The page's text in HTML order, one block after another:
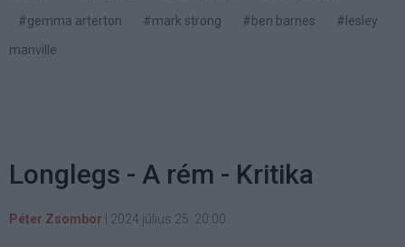
#gemma arterton
#mark strong #ben barnes
#lesley
manville
Longlegs - A rém - Kritika
Péter Zsombor 2024 július 25. 20:00